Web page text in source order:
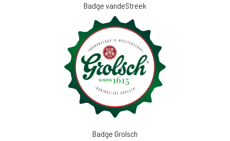
Badge vandeStreek
Badge Grolsch